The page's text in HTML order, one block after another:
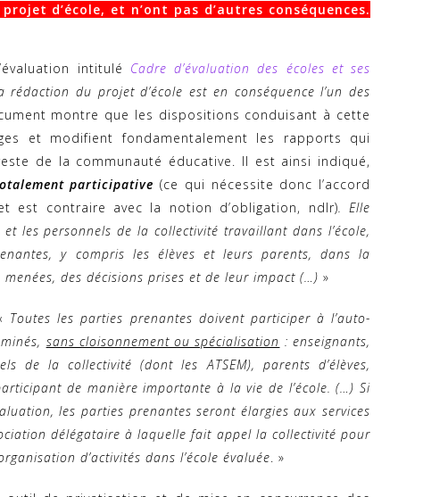
d’école, et n’ont pas d’autres conséquences.
intitulé Cadre d’évaluation des écoles et ses
rédaction du projet d’école est en conséquence l’un des
montre que les dispositions conduisant à cette
et modifient fondamentalement les rapports qui
de la communauté éducative. Il est ainsi indiqué,
participative (ce qui nécessite donc l’accord
est contraire avec la notion d’obligation, ndlr). Elle
les personnels de la collectivité travaillant dans l’école,
y compris les élèves et leurs parents, dans la
des décisions prises et de leur impact (…) »
Toutes les parties prenantes doivent participer à l’auto-
sans cloisonnement ou spécialisation : enseignants,
de la collectivité (dont les ATSEM), parents d’élèves,
de manière importante à la vie de l’école. (…) Si
les parties prenantes seront élargies aux services
délégataire à laquelle fait appel la collectivité pour
d’activités dans l’école évaluée. »